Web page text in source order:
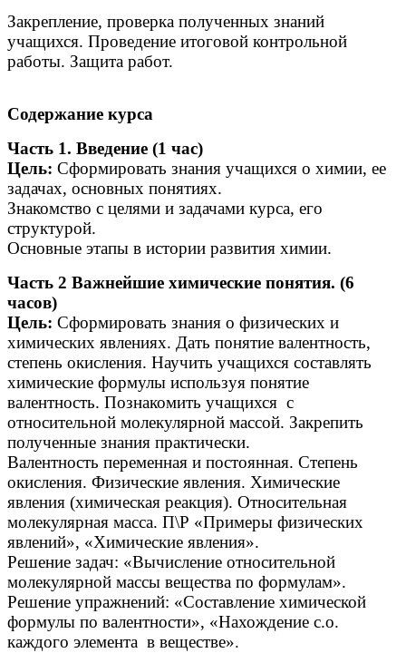
Закрепление, проверка полученных знаний
учащихся. Проведение итоговой контрольной
работы. Защита работ.
Содержание курса
Часть 1. Введение (1 час)
Цель: Сформировать знания учащихся о химии, ее
задачах, основных понятиях.
Знакомство с целями и задачами курса, его
структурой.
Основные этапы в истории развития химии.
Часть 2 Важнейшие химические понятия. (6
часов)
Цель: Сформировать знания о физических и
химических явлениях. Дать понятие валентность,
степень окисления. Научить учащихся составлять
химические формулы используя понятие
валентность. Познакомить учащихся с
относительной молекулярной массой. Закрепить
полученные знания практически.
Валентность переменная и постоянная. Степень
окисления. Физические явления. Химические
явления (химическая реакция). Относительная
молекулярная масса. П\Р «Примеры физических
явлений», «Химические явления».
Решение задач: «Вычисление относительной
молекулярной массы вещества по формулам».
Решение упражнений: «Составление химической
формулы по валентности», «Нахождение с.о.
каждого элемента в веществе».